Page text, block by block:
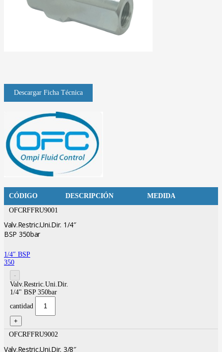
CÓDIGO DESCRIPCIÓN
MEDIDA
OFCRFFRU9001
Valv.Restric.Uni.Dir. 1/4″
BSP 350bar
1/4″ BSP
350
Valv.Restric.Uni.Dir.
1/4" BSP 350bar
cantidad
OFCRFFRU9002
Valv.Restric.Uni.Dir. 3/8″